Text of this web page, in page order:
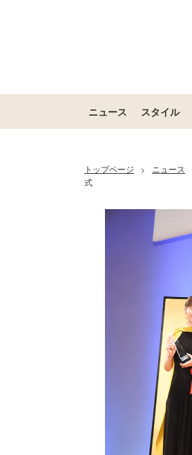
ニュース スタイル
トップページ > ニュース
式